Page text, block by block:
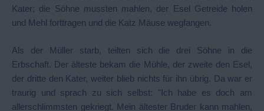
Kater; die Söhne mussten mahlen, der Esel Getreide holen
und Mehl forttragen und die Katz Mäuse wegfangen.
Als der Müller starb, teilten sich die drei Söhne in die
Erbschaft. Der älteste bekam die Mühle, der zweite den Esel,
der dritte den Kater, weiter blieb nichts für ihn übrig. Da war er
traurig und sprach zu sich selbst: "Ich habe es doch am
allerschlimmsten gekriegt. Mein ältester Bruder kann mahlen,